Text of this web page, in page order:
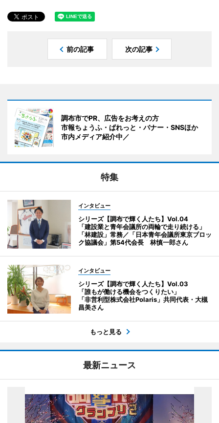
前の記事 次の記事
調布市でPR、広告をお考えの方
市報ちょうふ・ぱれっと・バナー・SNSほか
市内メディア紹介中／
特集
インタビュー
シリーズ【調布で輝く人たち】Vol.04
「建設業と青年会議所の両輪で走り続ける」
「林建設」常務／「日本青年会議所東京ブロッ
ク協議会」第54代会長 林慎一郎さん
インタビュー
シリーズ【調布で輝く人たち】Vol.03
「誰もが働ける機会をつくりたい」
「非営利型株式会社Polaris」共同代表・大槻
昌美さん
もっと見る
最新ニュース